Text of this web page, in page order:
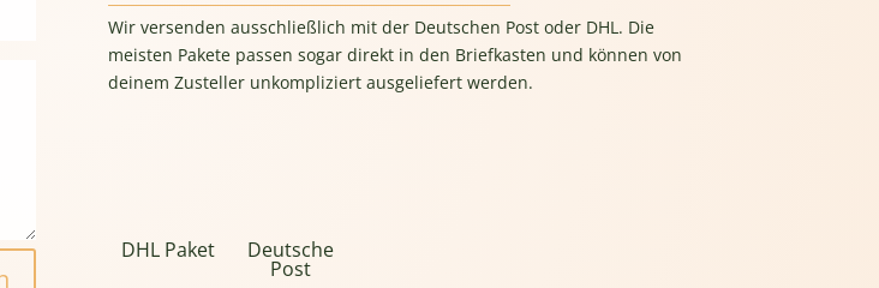
Wir versenden ausschließlich mit der Deutschen Post oder DHL. Die
meisten Pakete passen sogar direkt in den Briefkasten und können von
deinem Zusteller unkompliziert ausgeliefert werden.
DHL Paket Deutsche
Post